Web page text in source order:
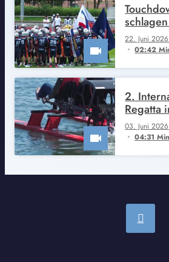
22. Juni
02:42
03. Juni
04:31
2.
Regatta